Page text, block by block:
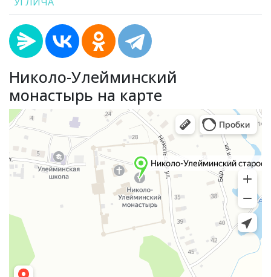
Николо-Улейминский
монастырь на карте